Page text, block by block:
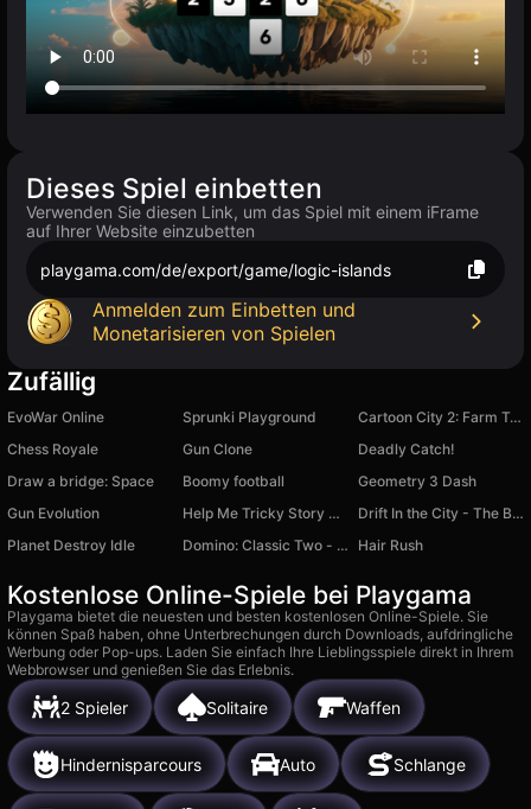
Dieses Spiel einbetten
Verwenden Sie diesen Link, um das Spiel mit einem iFrame
auf Ihrer Website einzubetten
playgama.com/de/export/game/logic-islands
Anmelden zum Einbetten und
Monetarisieren von Spielen
Zufällig
EvoWar Online Sprunki Playground
Cartoon City 2: Farm To Town
Chess Royale
Gun Clone
Deadly Catch!
Draw a bridge: Space
Boomy football
Geometry 3 Dash
Gun Evolution
Help Me Tricky Story A Complicated Story
Drift In the City - The Blacklist
Planet Destroy Idle
Domino: Classic Two - player Hair Rush
Kostenlose Online-Spiele bei Playgama
Playgama bietet die neuesten und besten kostenlosen Online-Spiele. Sie
können Spaß haben, ohne Unterbrechungen durch Downloads, aufdringliche
Werbung oder Pop-ups. Laden Sie einfach Ihre Lieblingsspiele direkt in Ihrem
Webbrowser und genießen Sie das Erlebnis.
2 Spieler Solitaire Waffen
Hindernisparcours Auto Schlange